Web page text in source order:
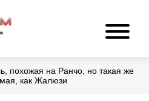
похожая на Ранчо, но такая же
как Жалюзи